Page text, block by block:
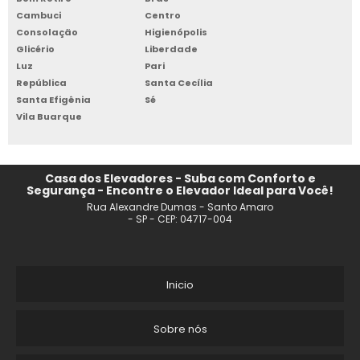
ELEVADOR MONTA CARGA INDUSTRIAL VALOR
ELEVADOR DE CARGA INDUSTRIAL
ELEVADOR DE CARGA PARA RESTAURANTE
MONTA CARGA INDUSTRIAL
COTAÇÃO ELEVADOR DE CARGA
VENDA DE ELEVADOR MONTA CARGA
Cambuci
Centro
Consolação
Higienópolis
Glicério
Liberdade
Luz
Pari
República
Santa Cecília
Santa Efigênia
Sé
Vila Buarque
Casa dos Elevadores - Suba com Conforto e
Segurança - Encontre o Elevador Ideal para Você!
Rua Alexandre Dumas - Santo Amaro
- SP - CEP: 04717-004
Inicio
Sobre nós